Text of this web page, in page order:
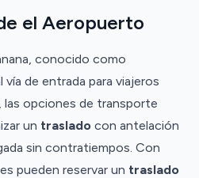
el Aeropuerto
conocido como
vía de entrada para viajeros
las opciones de transporte
un traslado con antelación
sin contratiempos. Con
pueden reservar un traslado